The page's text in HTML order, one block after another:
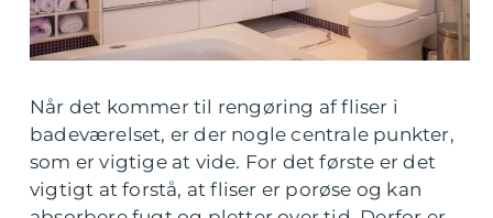
Når det kommer til rengøring af fliser i
badeværelset, er der nogle centrale punkter,
som er vigtige at vide. For det første er det
vigtigt at forstå, at fliser er porøse og kan